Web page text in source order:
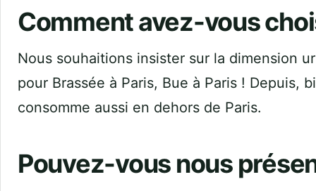
Comment avez-vous
Nous souhaitions insister sur la dimension
pour Brassée à Paris, Bue à Paris ! Depuis,
consomme aussi en dehors de Paris.
Pouvez-vous nous